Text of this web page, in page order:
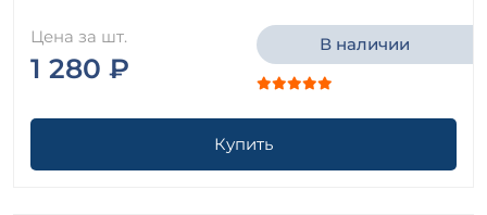
Цена за шт.
1 280 ₽
В наличии
Купить